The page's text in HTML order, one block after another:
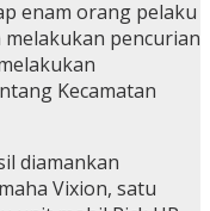
enam orang pelaku
pencurian
Kecamatan
diamankan
Vixion, satu